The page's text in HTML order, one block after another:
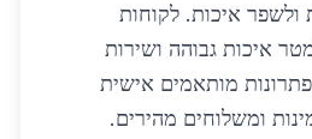
ולשפר איכות. לקוחות
איכות גבוהה ושירות
פתרונות מותאמים אישית
ומשלוחים מהירים.